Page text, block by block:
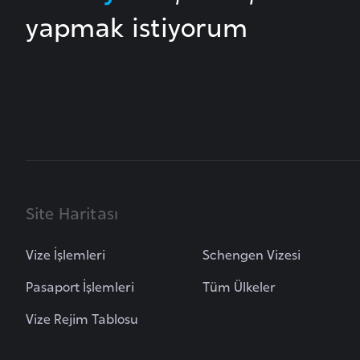
yapmak istiyorum
Site Haritası
Vize İşlemleri
Pasaport İşlemleri
Vize Rejim Tablosu
Schengen Vizesi
Tüm Ülkeler
e
H
r